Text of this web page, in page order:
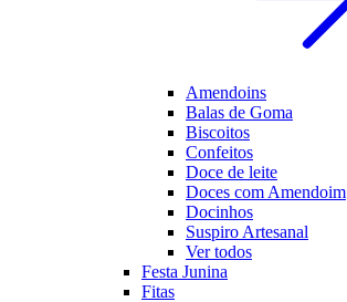
Amendoins
Balas de Goma
Biscoitos
Confeitos
Doce de leite
Doces com Amendoim
Docinhos
Suspiro Artesanal
Ver todos
Festa Junina
Fitas